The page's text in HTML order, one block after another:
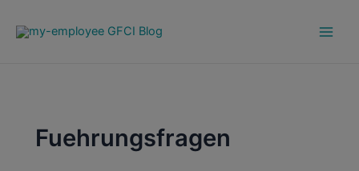
Inhalt
Fuehrungsfragen
pagination